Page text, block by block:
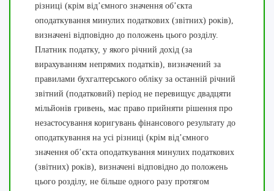
різниці (крім від’ємного значення об’єкта
оподаткування минулих податкових (звітних) років),
визначені відповідно до положень цього розділу.
Платник податку, у якого річний дохід (за
вирахуванням непрямих податків), визначений за
правилами бухгалтерського обліку за останній річний
звітний (податковий) період не перевищує двадцяти
мільйонів гривень, має право прийняти рішення про
незастосування коригувань фінансового результату до
оподаткування на усі різниці (крім від’ємного
значення об’єкта оподаткування минулих податкових
(звітних) років), визначені відповідно до положень
цього розділу, не більше одного разу протягом